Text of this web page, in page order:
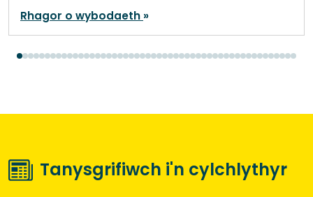
Rhagor o wybodaeth
Tanysgrifiwch i'n cylchlythyr